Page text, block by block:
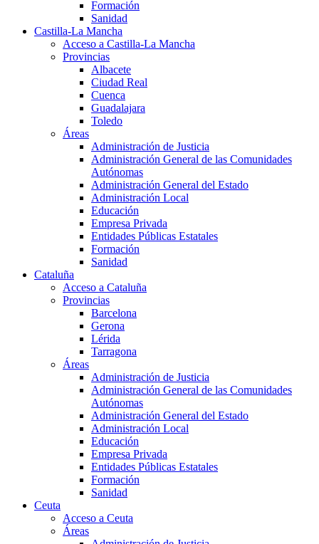
Formación
Sanidad
Castilla-La Mancha
Acceso a Castilla-La Mancha
Provincias
Albacete
Ciudad Real
Cuenca
Guadalajara
Toledo
Áreas
Administración de Justicia
Administración General de las Comunidades
Autónomas
Administración General del Estado
Administración Local
Educación
Empresa Privada
Entidades Públicas Estatales
Formación
Sanidad
Cataluña
Acceso a Cataluña
Provincias
Barcelona
Gerona
Lérida
Tarragona
Áreas
Administración de Justicia
Administración General de las Comunidades
Autónomas
Administración General del Estado
Administración Local
Educación
Empresa Privada
Entidades Públicas Estatales
Formación
Sanidad
Ceuta
Acceso a Ceuta
Áreas